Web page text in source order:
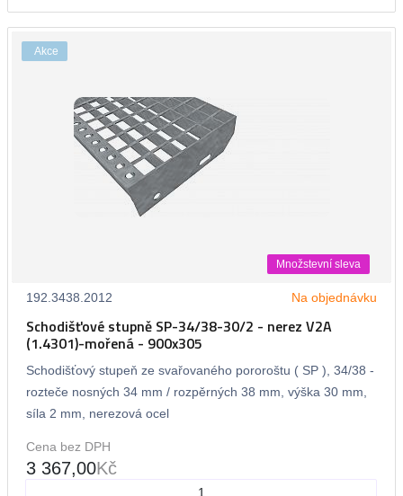
Akce
Množstevní sleva
192.3438.2012 Na objednávku
Schodišťové stupně SP-34/38-30/2 - nerez V2A
(1.4301)-mořená - 900x305
Schodišťový stupeň ze svařovaného pororoštu ( SP ), 34/38 -
rozteče nosných 34 mm / rozpěrných 38 mm, výška 30 mm,
síla 2 mm, nerezová ocel
Cena bez DPH
3 367,00Kč